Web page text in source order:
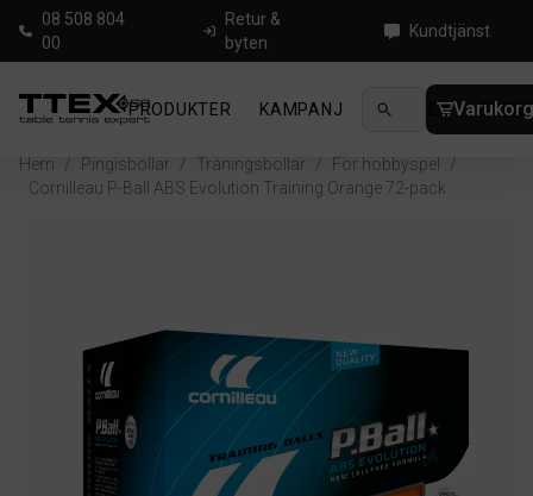
08 508 804
00
Retur &
byten
Kundtjänst
PRODUKTER KAMPANJ NYHETER
Hem / Pingisbollar / Träningsbollar / För hobbyspel
/
Cornilleau P-Ball ABS Evolution Training Orange 72-pack